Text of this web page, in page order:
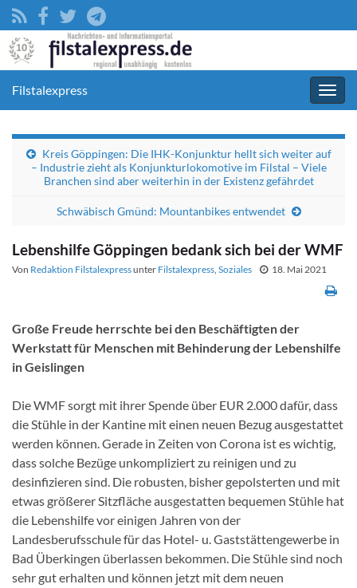
Filstalexpress
Kreis Göppingen: Die IHK-Konjunktur hellt sich weiter auf
– Industrie zieht als Konjunkturlokomotive im Filstal – Viele
Branchen sind aber weiterhin in der Existenz gefährdet
Schwäbisch Gmünd: Mountanbikes entwendet
Lebenshilfe Göppingen bedank sich bei der WMF
Von Redaktion Filstalexpressunter Filstalexpress, Soziales 18. Mai 2021
Große Freude herrschte bei den Beschäftigten der
Werkstatt für Menschen mit Behinderung der Lebenshilfe
in Geislingen
Die WMF sorgt mit ihrer Spende über EUR 2.000 dafür, dass
die Stühle in der Kantine mit einen neuen Bezug ausgestattet
werden können. Gerade in Zeiten von Corona ist es wichtig,
dass solche Bezüge unkompliziert zu reinigen und zu
desinfizieren sind. Die robusten, bisher gepolsterten und mit
etwas größerer Sitzfläche ausgestatten bequemen Stühle hat
die Lebenshilfe vor einigen Jahren von der
Landesberufsschule für das Hotel- u. Gaststättengewerbe in
Bad Überkingen überlassen bekommen. Die Stühle sind noch
sehr gut erhalten und können jetzt mit dem neuen